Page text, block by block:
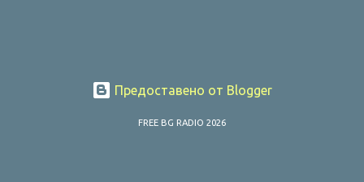
Предоставено от Blogger
FREE BG RADIO 2026